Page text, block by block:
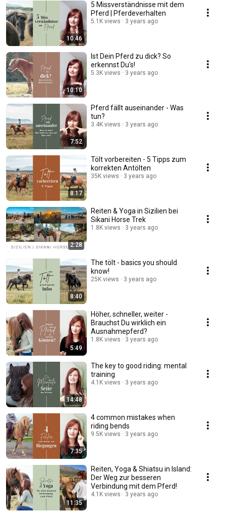
10:46
5 Missverständnisse mit dem
Pferd | Pferdeverhalten
5.1K views 3 years ago
10:10
Ist Dein Pferd zu dick? So
erkennst Du's!
5.3K views 3 years ago
7:52
Pferd fällt auseinander - Was
tun?
3.4K views 3 years ago
8:17
Tölt vorbereiten - 5 Tipps zum
korrekten Antölten
35K views 3 years ago
2:28
Reiten & Yoga in Sizilien bei
Sikani Horse Trek
1.8K views 3 years ago
8:40
The tölt - basics you should
know!
25K views 3 years ago
5:49
Höher, schneller, weiter -
Brauchst Du wirklich ein
Ausnahmepferd?
1.8K views 3 years ago
14:48
The key to good riding: mental
training
4.1K views 3 years ago
7:35
4 common mistakes when
riding bends
9.5K views 3 years ago
11:35
Reiten, Yoga & Shiatsu in Island:
Der Weg zur besseren
Verbindung mit dem Pferd!
4.1K views 3 years ago